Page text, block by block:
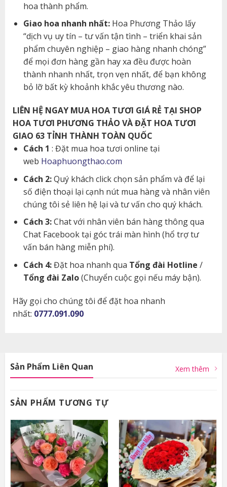
hoa thành phẩm.
Giao hoa nhanh nhất:Hoa Phương Thảo lấy
“dịch vụ uy tín – tư vấn tận tình – triển khai sản
phẩm chuyên nghiệp – giao hàng nhanh chóng”
để mọi đơn hàng gần hay xa đều được hoàn
thành nhanh nhất, trọn vẹn nhất, để bạn không
bỏ lỡ bất kỳ khoảnh khắc yêu thương nào.
LIÊN HỆ NGAY MUA HOA TƯƠI GIÁ RẺ TẠI SHOP
HOA TƯƠI PHƯƠNG THẢO VÀ ĐẶT HOA TƯƠI
GIAO 63 TỈNH THÀNH TOÀN QUỐC
Cách 1 : Đặt mua hoa tươi online tại
web Hoaphuongthao.com
Cách 2:Quý khách click chọn sản phẩm và để lại
số điện thoại lại cạnh nút mua hàng và nhân viên
chúng tôi sẻ liên hệ lại và tư vấn cho quý khách.
Cách 3:Chat với nhân viên bán hàng thông qua
Chat Facebook tại góc trái màn hình (hổ trợ tư
vấn bán hàng miễn phí).
Cách 4:Đặt hoa nhanh qua Tổng đài Hotline /
Tổng đài Zalo(Chuyển cuộc gọi nếu máy bận).
Hãy gọi cho chúng tôi để đặt hoa nhanh
nhất: 0777.091.090
Sản Phẩm Liên Quan Xem thêm
SẢN PHẨM TƯƠNG TỰ